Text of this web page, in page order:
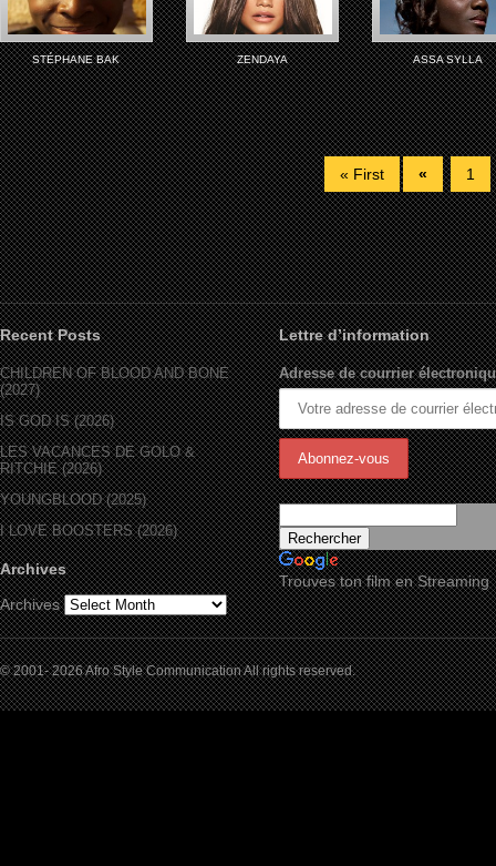
STÉPHANE BAK ZENDAYA ASSA SYLLA
« First « 1
Recent Posts
CHILDREN OF BLOOD AND BONE
(2027)
IS GOD IS (2026)
LES VACANCES DE GOLO &
RITCHIE (2026)
YOUNGBLOOD (2025)
I LOVE BOOSTERS (2026)
Archives
Archives
Lettre d’information
Adresse de courrier
Trouves ton film en Streaming
© 2001- 2026 Afro Style Communication All rights reserved.